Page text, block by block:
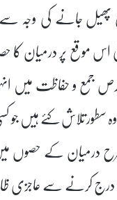
جانے کی وجہ
اس موقع پر درمیان
جمع و حفاظت
سطور تلاش کئے ہیں
درمیان کے حصوں
درج کرنے سے عاجزی